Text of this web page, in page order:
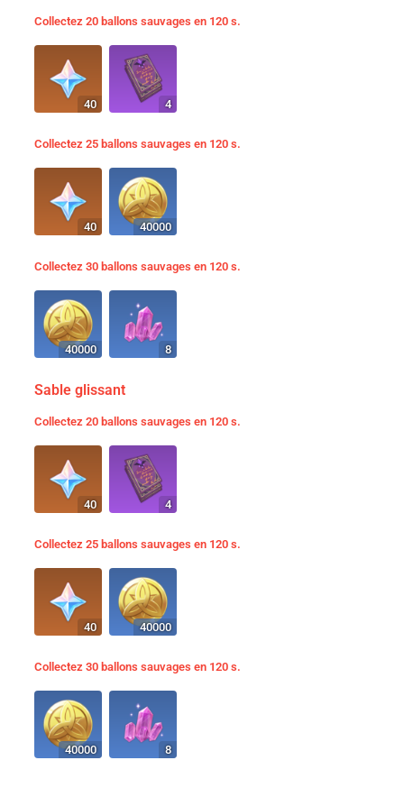
Collectez 20 ballons sauvages en 120 s.
40 4
Collectez 25 ballons sauvages en 120 s.
40 40000
Collectez 30 ballons sauvages en 120 s.
40000 8
Sable glissant
Collectez 20 ballons sauvages en 120 s.
40 4
Collectez 25 ballons sauvages en 120 s.
40 40000
Collectez 30 ballons sauvages en 120 s.
40000 8